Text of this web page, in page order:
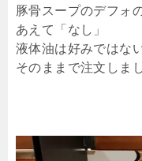
豚骨スープのデフォ
あえて「なし」
液体油は好みではな
そのままで注文しま